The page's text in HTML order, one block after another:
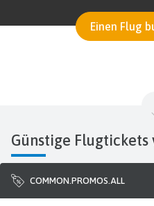
Einen Flug
Günstige
COMMON.PROMOS.ALL